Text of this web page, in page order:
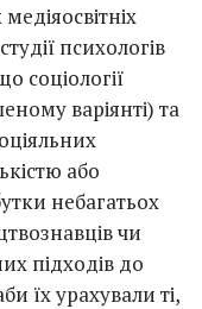
психологів
соціології
варіянті) та
або
небагатьох
чи
підходів до
їх урахували ті,